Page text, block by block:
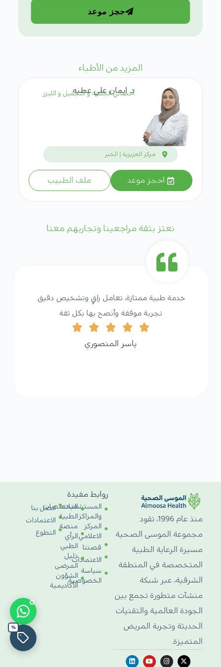
حجز موعد
المزيد من الأطباء
د. ايمان علي عطيه
أخصائي الجلدية و التجميل و الليزر
مركز العزيزية | الخبر
احجز موعد ملف الطبيب
نعتز بثقة مراجعينا وتجاربهم معنا
خدمة طبية ممتازة، تعامل راقٍ وتشخيص دقيق.
تجربة موفقة وأنصح بها بكل ثقة
ياسر المنصوري
منذ عام 1996، تقود
مجموعة الموسى الصحية
مسيرة الرعاية الطبية
المتخصصة في المنطقة
الشرقية، عبر شبكة
منشآت متطورة تجمع بين
الجودة العالمية والتقنيات
الحديثة وتجربة المريض
المتميزة.
روابط مفيدة
المستشفيات
والمراكز
المركز
الاعلامي
قصتنا
الاعتمادات
سياسة
الخصوصية
التخصصات
الطبية
منصة
الرأي
الطبي
دليل
المرضى
الشؤون
الأكاديمية
اتصل بنا
الاعتمادات
التطوع
%